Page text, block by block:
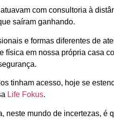
com consultoria à
saíram ganhando.
e formas diferentes de
física em nossa própria casa
tinham acesso, hoje se
Life Fokus.
neste mundo de incertezas, é